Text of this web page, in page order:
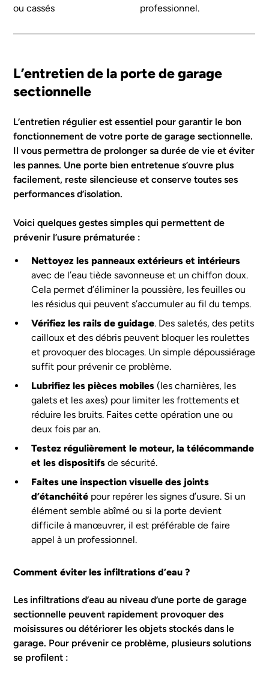
ou cassés
professionnel.
L’entretien de la porte de garage
sectionnelle
L’entretien régulier est essentiel pour garantir le bon
fonctionnement de votre porte de garage sectionnelle.
Il vous permettra de prolonger sa durée de vie et éviter
les pannes. Une porte bien entretenue s’ouvre plus
facilement, reste silencieuse et conserve toutes ses
performances d’isolation.
Voici quelques gestes simples qui permettent de
prévenir l’usure prématurée :
Nettoyez les panneaux extérieurs et intérieurs
avec de l’eau tiède savonneuse et un chiffon doux.
Cela permet d’éliminer la poussière, les feuilles ou
les résidus qui peuvent s’accumuler au fil du temps.
Vérifiez les rails de guidage. Des saletés, des petits
cailloux et des débris peuvent bloquer les roulettes
et provoquer des blocages. Un simple dépoussiérage
suffit pour prévenir ce problème.
Lubrifiez les pièces mobiles(les charnières, les
galets et les axes) pour limiter les frottements et
réduire les bruits. Faites cette opération une ou
deux fois par an.
Testez régulièrement le moteur, la télécommande
et les dispositifsde sécurité.
Faites une inspection visuelle des joints
d’étanchéitépour repérer les signes d’usure. Si un
élément semble abîmé ou si la porte devient
difficile à manœuvrer, il est préférable de faire
appel à un professionnel.
Comment éviter les infiltrations d’eau ?
Les infiltrations d’eau au niveau d’une porte de garage
sectionnelle peuvent rapidement provoquer des
moisissures ou détériorer les objets stockés dans le
garage. Pour prévenir ce problème, plusieurs solutions
se profilent :